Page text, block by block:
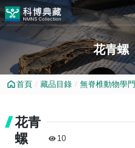
跳到中央內容區塊
花青螺
首頁 藏品目錄 無脊椎動物學門
花青
螺
10